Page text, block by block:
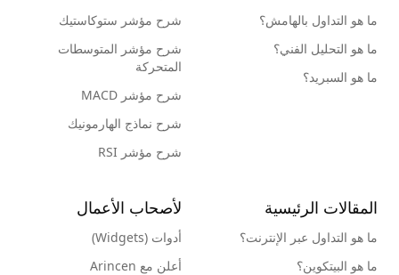
ما هو التداول بالهامش؟
ما هو التحليل الفني؟
ما هو السبريد؟
شرح مؤشر ستوكاستيك
شرح مؤشر المتوسطات
المتحركة
شرح مؤشر MACD
شرح نماذج الهارمونيك
شرح مؤشر RSI
المقالات الرئيسية
ما هو التداول عبر الإنترنت؟
ما هو البيتكوين؟
لأصحاب الأعمال
أدوات (Widgets)
أعلن مع Arincen